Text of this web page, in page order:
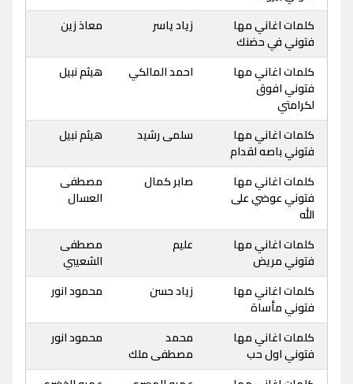
كلمات اغاني مها
فتوني في حضنك
زياد ياسر معاذ زين
كلمات اغاني مها
فتوني افوق
لكرامتي
احمد المالكي هيثم نبيل
كلمات اغاني مها
فتوني باصه لقدام
سلمى رشيد هيثم نبيل
كلمات اغاني مها
فتوني عوضي على
الله
صابر كمال
مصطفى
العسال
كلمات اغاني مها
فتوني مريض
عليم
مصطفى
الشعيبي
كلمات اغاني مها
فتوني مأساة
زياد حسن محمود انور
كلمات اغاني مها
فتوني اول حب
محمد
مصطفى ملك
محمود انور